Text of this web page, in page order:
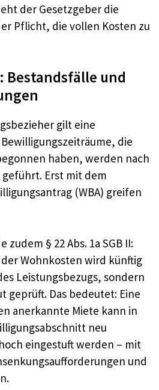
der Gesetzgeber die
Pflicht, die vollen Kosten zu
Bestandsfälle und
gilt eine
die
haben, werden nach
Erst mit dem
(WBA) greifen
§ 22 Abs. 1a SGB II:
Wohnkosten wird künftig
Leistungsbezugs, sondern
geprüft. Das bedeutet: Eine
anerkannte Miete kann in
neu
eingestuft werden – mit
und